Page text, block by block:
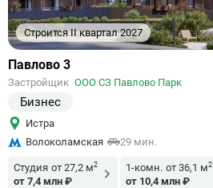
Строится II квартал 2027
Ссылка
объект
Павлово 3
Застройщик ООО СЗ Павлово Парк
Бизнес
Истра
Волоколамская
29 мин.
Студия от 27,2 м2
от 7,4 млн ₽
1-комн. от 36,1 м2
от 10,4 млн ₽